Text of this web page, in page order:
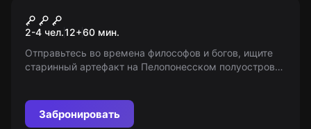
Врата Медузы горгоны
2-4 чел.12+60 мин.
Отправьтесь во времена философов и богов, ищите
старинный артефакт на Пелопонесском полуострове.
Забронировать